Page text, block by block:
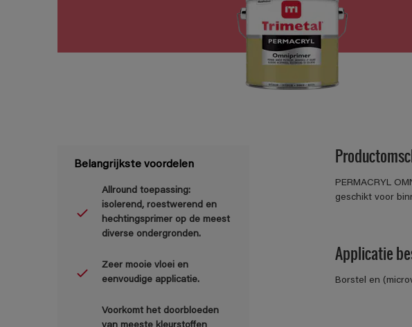
Belangrijkste voordelen
Allround toepassing:
isolerend, roestwerend en
hechtingsprimer op de meest
diverse ondergronden.
Zeer mooie vloei en
eenvoudige applicatie.
Voorkomt het doorbloeden
PERMACRYL
geschikt voor
Applicatie
Borstel en